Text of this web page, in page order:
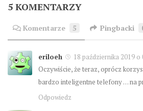
5 KOMENTARZY
Komentarze 5 Pingbacki
eriloeh
18 października 2019 o
Oczywiście, że teraz, oprócz
bardzo inteligentne telefony … na
Odpowiedz